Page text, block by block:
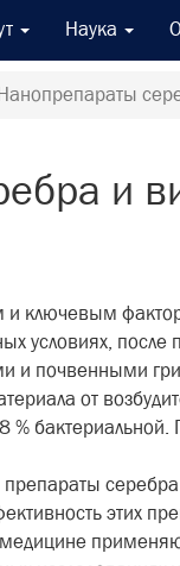
Наука
и
и ключевым
условиях,
и почвенными
от
%
этих